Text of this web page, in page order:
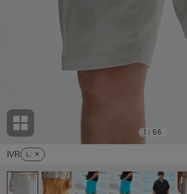
ョン雑貨 (865)
/ランジェリー (127)
adidas by Stella McCartney
アディダス バイ ステラマッカートニー
アリソンブラウン
Ame no chi Hare
アメノチハレ
AMOMMA
アモマ
IVR L : ✕
1 / 66